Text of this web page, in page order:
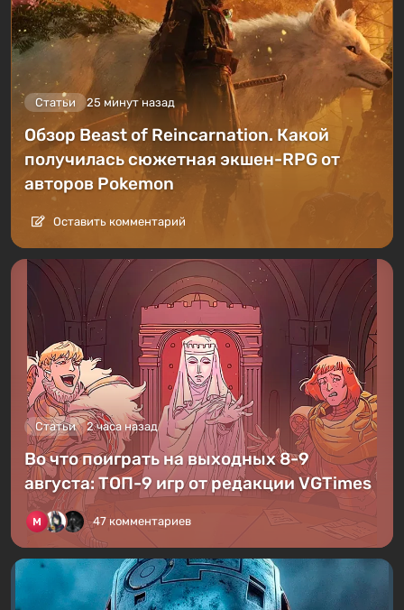
Статьи 25 минут назад
Обзор Beast of Reincarnation. Какой
получилась сюжетная экшен-RPG от
авторов Pokemon
Оставить комментарий
Статьи 2 часа назад
Во что поиграть на выходных 8-9
августа: ТОП-9 игр от редакции VGTimes
47 комментариев